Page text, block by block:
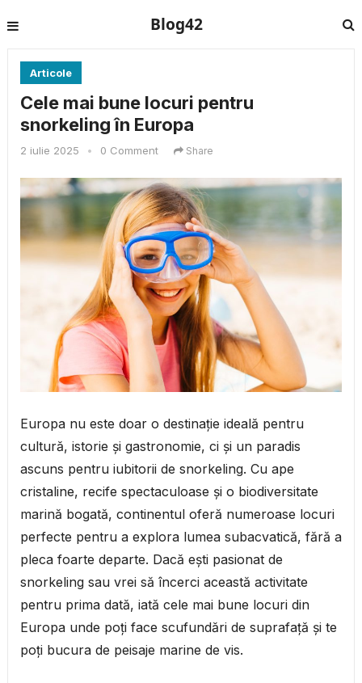
Blog42
Articole
Cele mai bune locuri pentru
snorkeling în Europa
2 iulie 2025 • 0 Comment Share
Europa nu este doar o destinație ideală pentru
cultură, istorie și gastronomie, ci și un paradis
ascuns pentru iubitorii de snorkeling. Cu ape
cristaline, recife spectaculoase și o biodiversitate
marină bogată, continentul oferă numeroase locuri
perfecte pentru a explora lumea subacvatică, fără a
pleca foarte departe. Dacă ești pasionat de
snorkeling sau vrei să încerci această activitate
pentru prima dată, iată cele mai bune locuri din
Europa unde poți face scufundări de suprafață și te
poți bucura de peisaje marine de vis.